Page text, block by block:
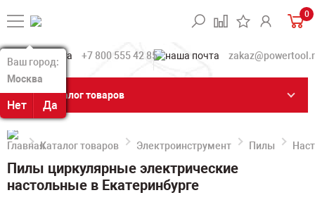
Ваш город:
Москва
Нет Да
Ваш город:
Москва
Нет Да
0
+7 800 555 42 85
Каталог товаров
Каталог товаров Электроинструмент Пилы
Пилы циркулярные электрические
настольные в Екатеринбурге